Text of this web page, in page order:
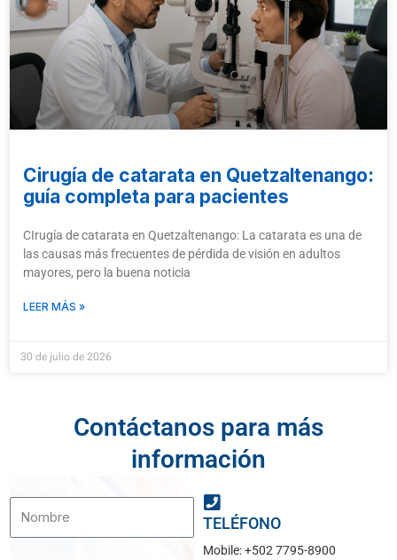
Cirugía de catarata en Quetzaltenango:
guía completa para pacientes
CIrugía de catarata en Quetzaltenango: La catarata es una de
las causas más frecuentes de pérdida de visión en adultos
mayores, pero la buena noticia
LEER MÁS »
30 de julio de 2026
Contáctanos para más
información
TELÉFONO
Mobile: +502 7795-8900